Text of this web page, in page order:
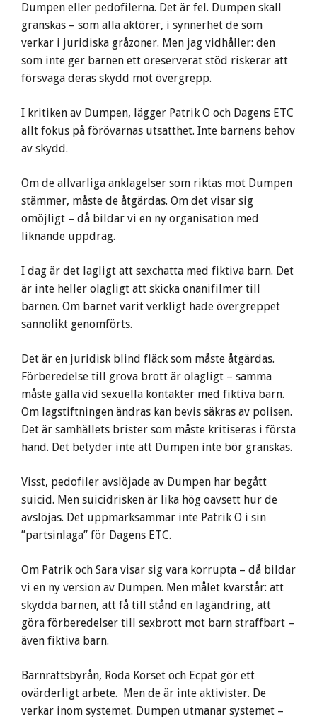
Dumpen eller pedofilerna. Det är fel. Dumpen skall
granskas – som alla aktörer, i synnerhet de som
verkar i juridiska gråzoner. Men jag vidhåller: den
som inte ger barnen ett oreserverat stöd riskerar att
försvaga deras skydd mot övergrepp.
I kritiken av Dumpen, lägger Patrik O och Dagens ETC
allt fokus på förövarnas utsatthet. Inte barnens behov
av skydd.
Om de allvarliga anklagelser som riktas mot Dumpen
stämmer, måste de åtgärdas. Om det visar sig
omöjligt – då bildar vi en ny organisation med
liknande uppdrag.
I dag är det lagligt att sexchatta med fiktiva barn. Det
är inte heller olagligt att skicka onanifilmer till
barnen. Om barnet varit verkligt hade övergreppet
sannolikt genomförts.
Det är en juridisk blind fläck som måste åtgärdas.
Förberedelse till grova brott är olagligt – samma
måste gälla vid sexuella kontakter med fiktiva barn.
Om lagstiftningen ändras kan bevis säkras av polisen.
Det är samhällets brister som måste kritiseras i första
hand. Det betyder inte att Dumpen inte bör granskas.
Visst, pedofiler avslöjade av Dumpen har begått
suicid. Men suicidrisken är lika hög oavsett hur de
avslöjas. Det uppmärksammar inte Patrik O i sin
”partsinlaga” för Dagens ETC.
Om Patrik och Sara visar sig vara korrupta – då bildar
vi en ny version av Dumpen. Men målet kvarstår: att
skydda barnen, att få till stånd en lagändring, att
göra förberedelser till sexbrott mot barn straffbart –
även fiktiva barn.
Barnrättsbyrån, Röda Korset och Ecpat gör ett
ovärderligt arbete. Men de är inte aktivister. De
verkar inom systemet. Dumpen utmanar systemet –